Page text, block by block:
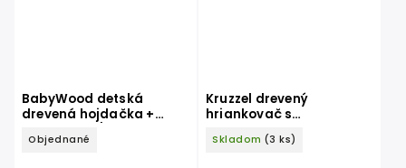
BabyWood detská
drevená hojdačka +
natur
Objednané
Kruzzel drevený
hriankovač s
príslušenstvom
Skladom (3 ks)